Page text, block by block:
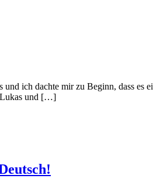
ich dachte mir zu Beginn, dass
Lukas und […]